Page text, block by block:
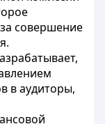
совершение
в аудиторы,